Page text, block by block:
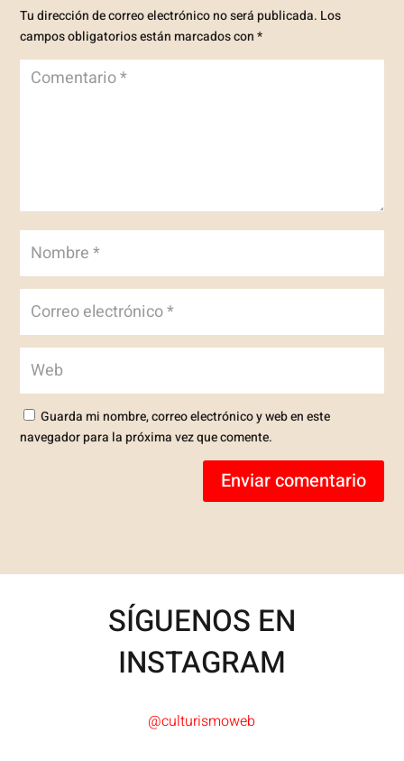
Tu dirección de correo electrónico no será publicada. Los
campos obligatorios están marcados con*
Guarda mi nombre, correo electrónico y web en este
navegador para la próxima vez que comente.
Enviar comentario
SÍGUENOS EN
INSTAGRAM
@culturismoweb